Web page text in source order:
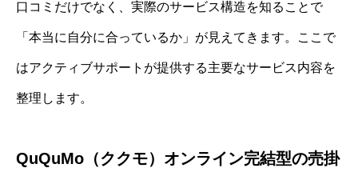
口コミだけでなく、実際のサービス構造を知ることで
「本当に自分に合っているか」が見えてきます。ここで
はアクティブサポートが提供する主要なサービス内容を
整理します。
QuQuMo（ククモ）オンライン完結型の売掛